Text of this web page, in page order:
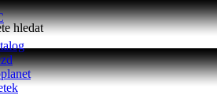
hledat